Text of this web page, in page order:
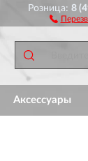
Розница:8
Аксессуары